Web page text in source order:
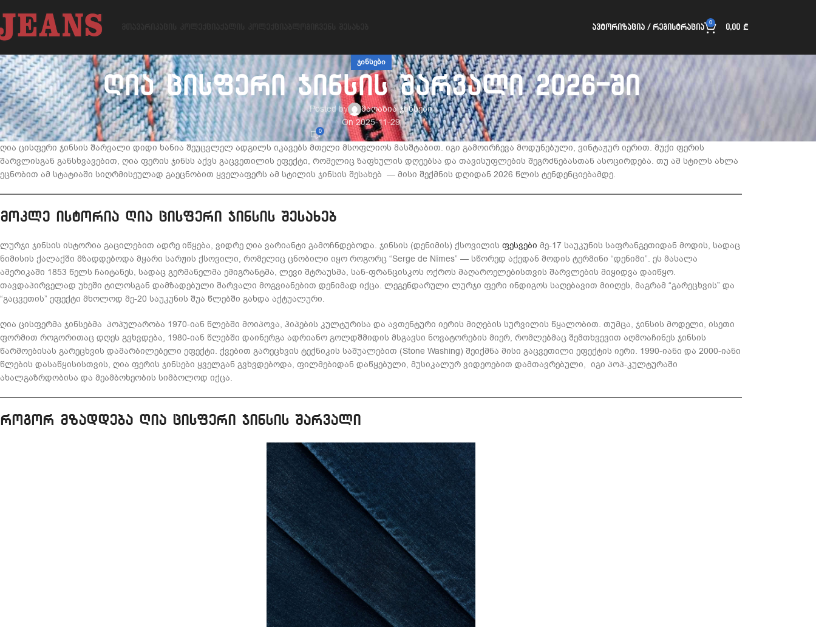
ᲐᲕᲢᲝᲠᲘᲖᲐᲪᲘᲐ / ᲠᲔᲒᲘᲡᲢᲠᲐᲪᲘᲐ
0
0,00 ₾
ᲯᲘᲜᲡᲔᲑᲘ
ღია ცისფერი ჯინსის შარვალი 2026-ში
Posted by
მაღაზია ჯინსები
On 2025-11-29
0
ღია ცისფერი ჯინსის შარვალი დიდი ხანია შეუცვლელ ადგილს იკავებს მთელი მსოფლიოს მასშტაბით. იგი გამოირჩევა მოდუნებული, ვინტაჟურ იერით. მუქი ფერის
შარვლისგან განსხვავებით, ღია ფერის ჯინსს აქვს გაცვეთილის ეფექტი, რომელიც ზაფხულის დღეებსა და თავისუფლების შეგრძნებასთან ასოცირდება. თუ ამ სტილს ახლა
ეცნობით ამ სტატიაში სიღრმისეულად გაეცნობით ყველაფერს ამ სტილის ჯინსის შესახებ — მისი შექმნის დღიდან 2026 წლის ტენდენციებამდე.
მოკლე ისტორია ღია ცისფერი ჯინსის შესახებ
ლურჯი ჯინსის ისტორია გაცილებით ადრე იწყება, ვიდრე ღია ვარიანტი გამოჩნდებოდა. ჯინსის (დენიმის) ქსოვილის ფესვები მე-17 საუკუნის საფრანგეთიდან მოდის, სადაც
ნიმისის ქალაქში მზადდებოდა მყარი სარჟის ქსოვილი, რომელიც ცნობილი იყო როგორც “Serge de Nîmes” — სწორედ აქედან მოდის ტერმინი “დენიმი”. ეს მასალა
ამერიკაში 1853 წელს ჩაიტანეს, სადაც გერმანელმა ემიგრანტმა, ლევი შტრაუსმა, სან-ფრანცისკოს ოქროს მაღაროელებისთვის შარვლების მიყიდვა დაიწყო.
თავდაპირველად უხეში ტილოსგან დამზადებული შარვალი მოგვიანებით დენიმად იქცა. ლეგენდარული ლურჯი ფერი ინდიგოს საღებავით მიიღეს, მაგრამ “გარეცხვის” და
“გაცვეთის” ეფექტი მხოლოდ მე-20 საუკუნის შუა წლებში გახდა აქტუალური.
ღია ცისფერმა ჯინსებმა პოპულარობა 1970-იან წლებში მოიპოვა, ჰიპების კულტურისა და ავთენტური იერის მიღების სურვილის წყალობით. თუმცა, ჯინსის მოდელი, ისეთი
ფორმით როგორითაც დღეს გვხვდება, 1980-იან წლებში დაინერგა ადრიანო გოლდშმიდის მსგავსი ნოვატორების მიერ, რომლებმაც შემთხვევით აღმოაჩინეს ჯინსის
წარმოებისას გარეცხვის დამარბილებელი ეფექტი. ქვებით გარეცხვის ტექნიკის საშუალებით (Stone Washing) შეიქმნა მისი გაცვეთილი ეფექტის იერი. 1990-იანი და 2000-იანი
წლების დასაწყისისთვის, ღია ფერის ჯინსები ყველგან გვხვდებოდა, ფილმებიდან დაწყებული, მუსიკალურ ვიდეოებით დამთავრებული, იგი პოპ-კულტურაში
ახალგაზრდობისა და მეამბოხეობის სიმბოლოდ იქცა.
როგორ მზადდება ღია ცისფერი ჯინსის შარვალი